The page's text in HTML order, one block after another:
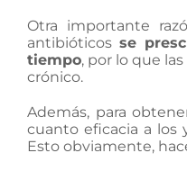
Otra importante
antibióticos se
tiempo, por lo que
crónico.
Además, para
cuanto eficacia a los
Esto obviamente,